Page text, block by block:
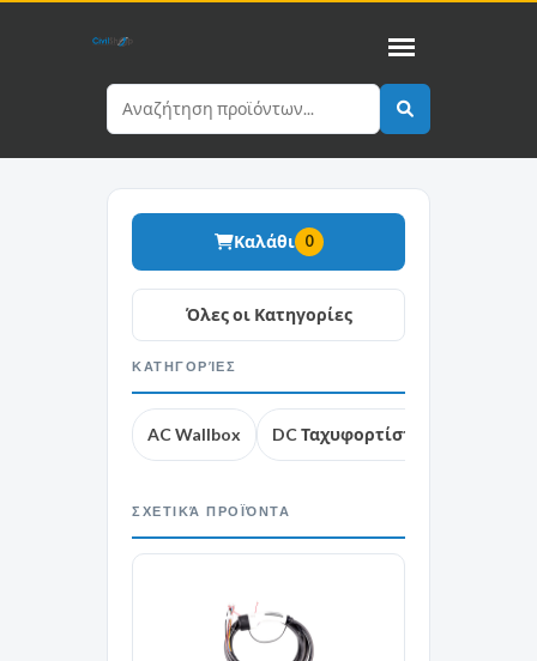
Καλάθι 0
ΚΑΤΗΓΟΡΊΕΣ
AC Wallbox DC Ταχυφορτίστες
ΣΧΕΤΙΚΆ ΠΡΟΪΌΝΤΑ